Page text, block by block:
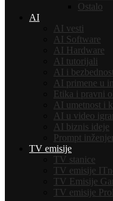
Ostalo
AI
AI vesti
AI Software
AI Hardware
AI tutorijali
AI i bezbednost
AI primene u
Etika i pravni
AI umetnost i
AI u video
AI biznis ideje
Prompt
TV emisije
TV stanice
TV emisije
TV Emisije
TV emisije